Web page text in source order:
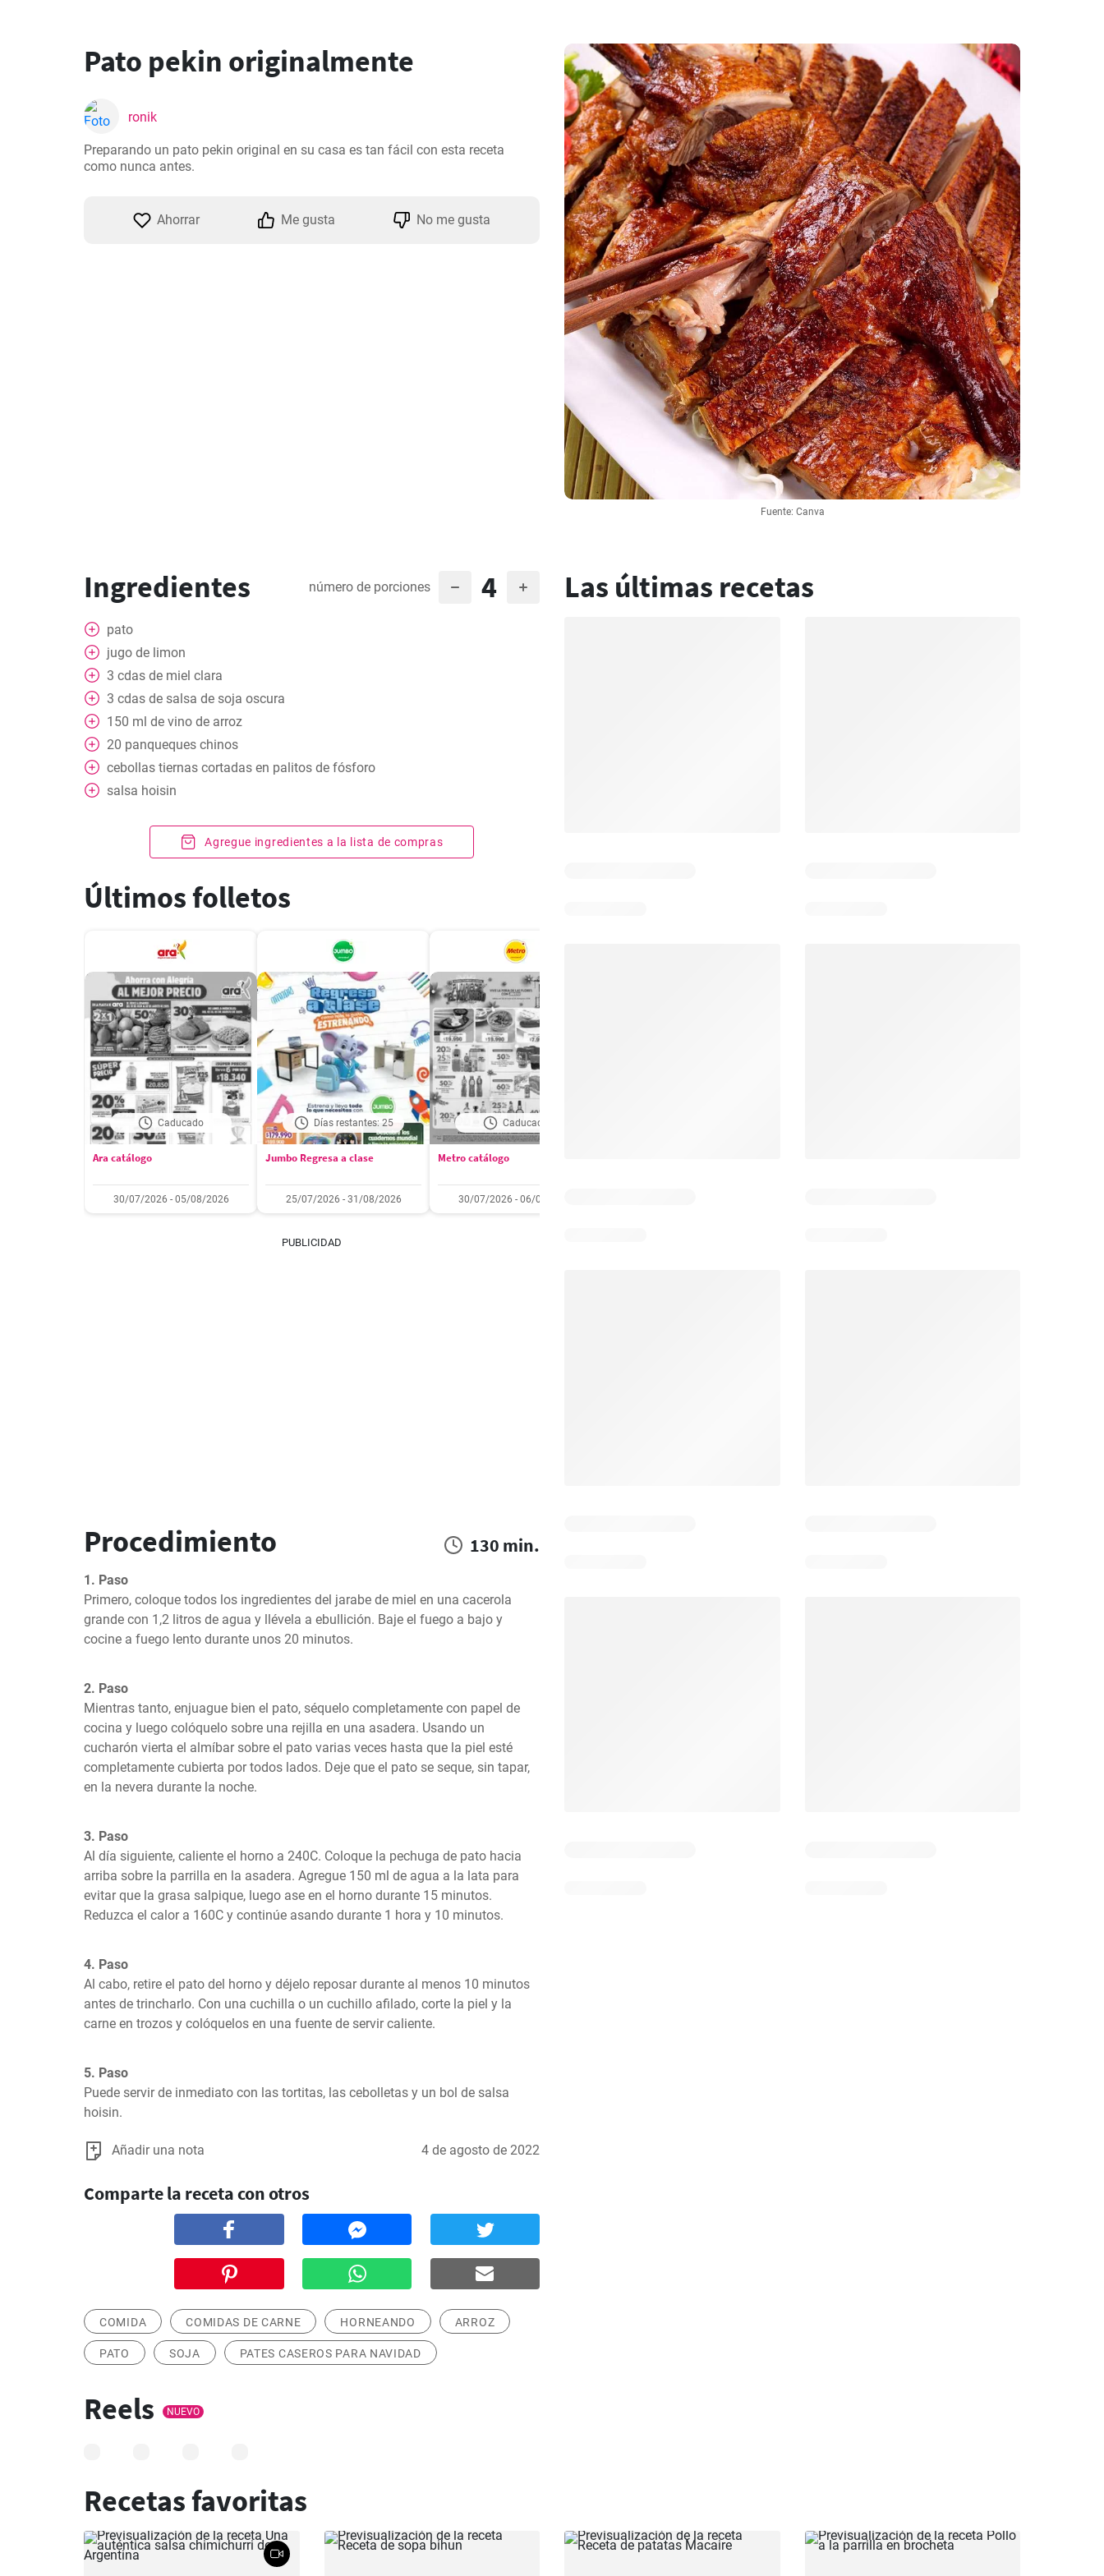
Fuente: Canva
Pato pekin originalmente
ronik
Preparando un pato pekin original en su casa es tan fácil con esta receta
como nunca antes.
Ahorrar Me gusta No me gusta
Ingredientes número de porciones 4
pato
jugo de limon
3 cdas de miel clara
3 cdas de salsa de soja oscura
150 ml de vino de arroz
20 panqueques chinos
cebollas tiernas cortadas en palitos de fósforo
salsa hoisin
Agregue ingredientes a la lista de compras
Últimos folletos
Caducado
Ara catálogo
30/07/2026 - 05/08/2026
Días restantes: 25
Jumbo Regresa a clase
25/07/2026 - 31/08/2026
Caducado
Metro catálogo
30/07/2026 - 06/08/2026
PUBLICIDAD
Procedimiento 130 min.
1. Paso
Primero, coloque todos los ingredientes del jarabe de miel en una cacerola
grande con 1,2 litros de agua y llévela a ebullición. Baje el fuego a bajo y
cocine a fuego lento durante unos 20 minutos.
2. Paso
Mientras tanto, enjuague bien el pato, séquelo completamente con papel de
cocina y luego colóquelo sobre una rejilla en una asadera. Usando un
cucharón vierta el almíbar sobre el pato varias veces hasta que la piel esté
completamente cubierta por todos lados. Deje que el pato se seque, sin tapar,
en la nevera durante la noche.
3. Paso
Al día siguiente, caliente el horno a 240C. Coloque la pechuga de pato hacia
arriba sobre la parrilla en la asadera. Agregue 150 ml de agua a la lata para
evitar que la grasa salpique, luego ase en el horno durante 15 minutos.
Reduzca el calor a 160C y continúe asando durante 1 hora y 10 minutos.
4. Paso
Al cabo, retire el pato del horno y déjelo reposar durante al menos 10 minutos
antes de trincharlo. Con una cuchilla o un cuchillo afilado, corte la piel y la
carne en trozos y colóquelos en una fuente de servir caliente.
5. Paso
Puede servir de inmediato con las tortitas, las cebolletas y un bol de salsa
hoisin.
Añadir una nota 4 de agosto de 2022
Comparte la receta con otros
COMIDA COMIDAS DE CARNE HORNEANDO ARROZ
PATO SOJA PATES CASEROS PARA NAVIDAD
Las últimas recetas
Reels NUEVO
Recetas favoritas